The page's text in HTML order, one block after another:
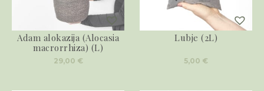
Adam alokazija (Alocasia
macrorrhiza) (L)
29,00 €
Lubje (2L)
5,00 €